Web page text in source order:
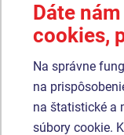
Reťazová hojdačka
sedadlo Hniezdo
konštrukcie - hnedá,
Produkt - VAG-6201K-10
Dvojvagónik -
Dáte
cookies,
Na správne
na
na štatistické a
súbory cookie.